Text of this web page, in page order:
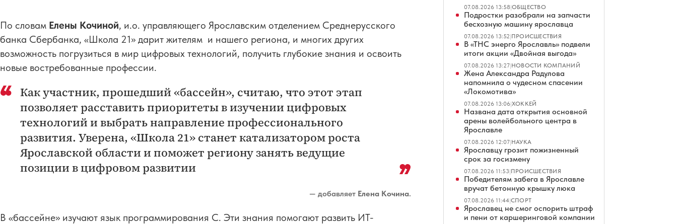
По словам Елены Кочиной, и.о. управляющего Ярославским отделением Среднерусского
банка Сбербанка, «Школа 21» дарит жителям и нашего региона, и многих других
возможность погрузиться в мир цифровых технологий, получить глубокие знания и освоить
новые востребованные профессии.
Как участник, прошедший «бассейн», считаю, что этот этап
позволяет расставить приоритеты в изучении цифровых
технологий и выбрать направление профессионального
развития. Уверена, «Школа 21» станет катализатором роста
Ярославской области и поможет региону занять ведущие
позиции в цифровом развитии
— добавляет Елена Кочина.
В «бассейне» изучают язык программирования C. Эти знания помогают развить ИТ-
07.08.2026 13:58|ОБЩЕСТВО
Подростки разобрали на запчасти
бесхозную машину ярославца
07.08.2026 13:52|ПРОИСШЕСТВИЯ
В «ТНС энерго Ярославль» подвели
итоги акции «Двойная выгода»
07.08.2026 13:27|НОВОСТИ КОМПАНИЙ
Жена Александра Радулова
напомнила о чудесном спасении
«Локомотива»
07.08.2026 13:06|ХОККЕЙ
Названа дата открытия основной
арены волейбольного центра в
Ярославле
07.08.2026 12:07|НАУКА
Ярославцу грозит пожизненный
срок за госизмену
07.08.2026 11:53|ПРОИСШЕСТВИЯ
Победителям забега в Ярославле
вручат бетонную крышку люка
07.08.2026 11:44|СПОРТ
Ярославец не смог оспорить штраф
и пени от каршеринговой компании